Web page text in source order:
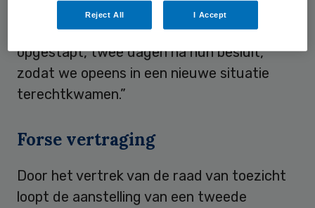
maatschappelijk onverantwoord wat ze
hebben gedaan. Ze zijn bijna per direct
opgestapt, twee dagen na hun besluit,
zodat we opeens in een nieuwe situatie
terechtkwamen.”
Forse vertraging
Door het vertrek van de raad van toezicht
loopt de aanstelling van een tweede
Reject All I Accept